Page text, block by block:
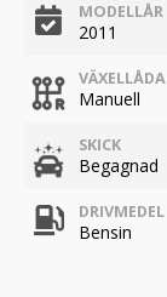
MODELLÅR
2011
VÄXELLÅDA
Manuell
SKICK
Begagnad
DRIVMEDEL
Bensin